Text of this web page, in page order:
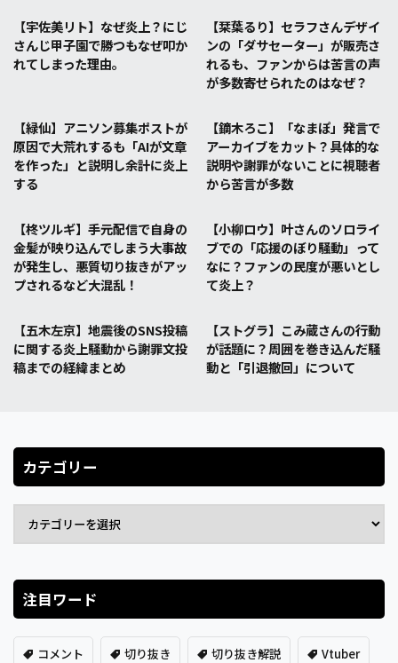
【宇佐美リト】なぜ炎上？にじ
さんじ甲子園で勝つもなぜ叩か
れてしまった理由。
【栞葉るり】セラフさんデザイ
ンの「ダサセーター」が販売さ
れるも、ファンからは苦言の声
が多数寄せられたのはなぜ？
【緑仙】アニソン募集ポストが
原因で大荒れするも「AIが文章
を作った」と説明し余計に炎上
する
【鏑木ろこ】「なまぽ」発言で
アーカイブをカット？具体的な
説明や謝罪がないことに視聴者
から苦言が多数
【柊ツルギ】手元配信で自身の
金髪が映り込んでしまう大事故
が発生し、悪質切り抜きがアッ
プされるなど大混乱！
【小柳ロウ】叶さんのソロライ
ブでの「応援のぼり騒動」って
なに？ファンの民度が悪いとし
て炎上？
【五木左京】地震後のSNS投稿
に関する炎上騒動から謝罪文投
稿までの経緯まとめ
【ストグラ】こみ蔵さんの行動
が話題に？周囲を巻き込んだ騒
動と「引退撤回」について
カテゴリー
注目ワード
コメント 切り抜き 切り抜き解説 Vtuber